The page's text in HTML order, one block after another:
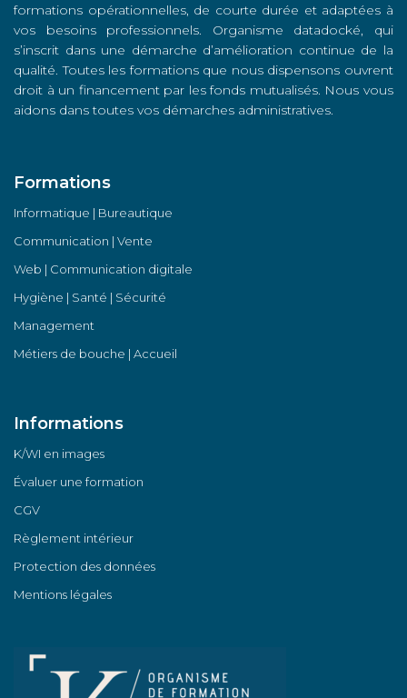
formations opérationnelles, de courte durée et adaptées à
vos besoins professionnels. Organisme datadocké, qui
s’inscrit dans une démarche d’amélioration continue de la
qualité. Toutes les formations que nous dispensons ouvrent
droit à un financement par les fonds mutualisés. Nous vous
aidons dans toutes vos démarches administratives.
Formations
Informatique | Bureautique
Communication | Vente
Web | Communication digitale
Hygiène | Santé | Sécurité
Management
Métiers de bouche | Accueil
Informations
K/WI en images
Évaluer une formation
CGV
Règlement intérieur
Protection des données
Mentions légales